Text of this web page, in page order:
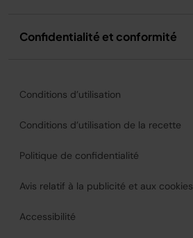
Confidentialité et conformité
Conditions d’utilisation
Conditions d’utilisation de la recette
Politique de confidentialité
Avis relatif à la publicité et aux cookies
Accessibilité